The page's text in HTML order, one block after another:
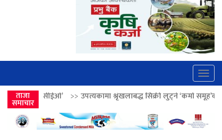
ताजा
समाचार
उपत्यकामा श्रृंखलाबद्ध सिक्री लुट्ने ‘कर्मा समूह’का नाइकेसहित पाँच पक्राउ